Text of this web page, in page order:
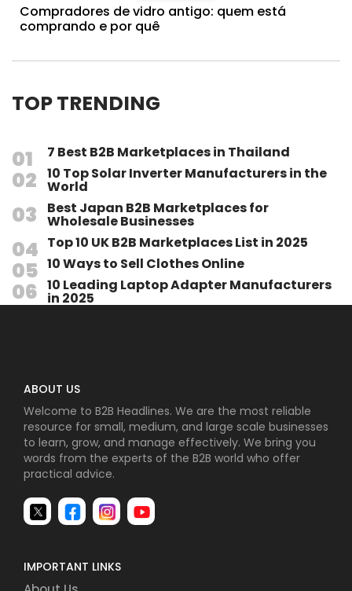
Compradores de vidro antigo: quem está
comprando e por quê
TOP TRENDING
7 Best B2B Marketplaces in Thailand
10 Top Solar Inverter Manufacturers in the
World
Best Japan B2B Marketplaces for
Wholesale Businesses
Top 10 UK B2B Marketplaces List in 2025
10 Ways to Sell Clothes Online
10 Leading Laptop Adapter Manufacturers
in 2025
ABOUT US
Welcome to B2B Headlines. We are the most reliable
resource for small, medium, and large scale businesses
to learn, grow, and manage effectively. We bring you
words from the experts of the B2B world who offer
practical advice.
IMPORTANT LINKS